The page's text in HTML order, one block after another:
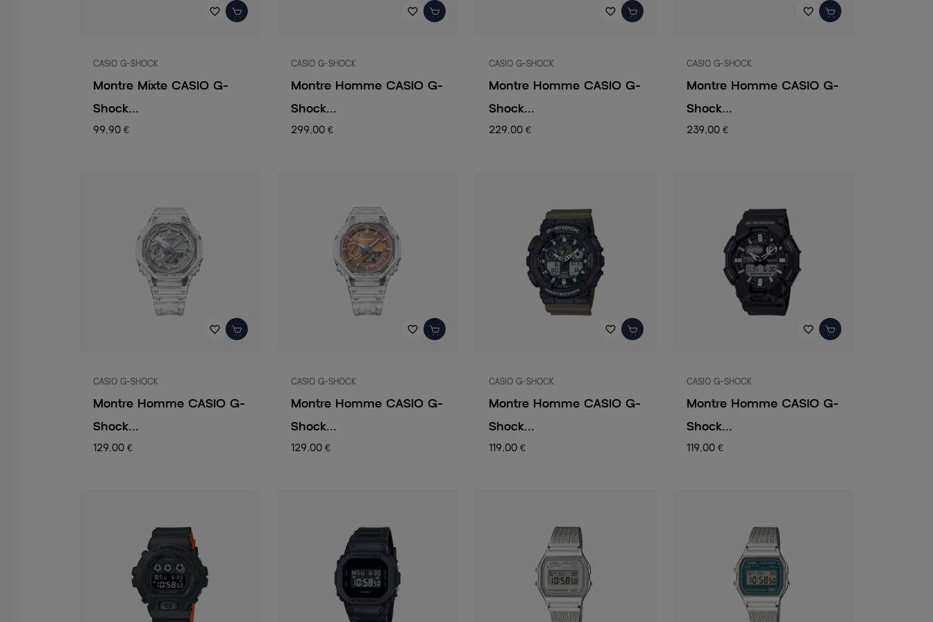
favorite_border
CASIO G-SHOCK
Montre Mixte CASIO G-
Shock...
99,90 €
favorite_border
CASIO G-SHOCK
Montre Homme CASIO G-
Shock...
299,00 €
favorite_border
CASIO G-SHOCK
Montre Homme CASIO G-
Shock...
229,00 €
favorite_border
CASIO G-SHOCK
Montre Homme CASIO G-
Shock...
239,00 €
favorite_border
CASIO G-SHOCK
Montre Homme CASIO G-
Shock...
129,00 €
favorite_border
CASIO G-SHOCK
Montre Homme CASIO G-
Shock...
129,00 €
favorite_border
CASIO G-SHOCK
Montre Homme CASIO G-
Shock...
119,00 €
favorite_border
CASIO G-SHOCK
Montre Homme CASIO G-
Shock...
119,00 €